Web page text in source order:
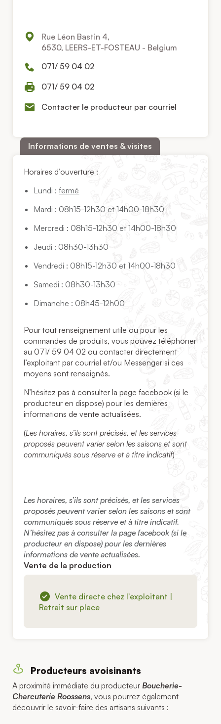
Rue Léon Bastin 4,
6530, LEERS-ET-FOSTEAU - Belgium
071/ 59 04 02
071/ 59 04 02
Contacter le producteur par courriel
Informations de ventes & visites
Horaires d’ouverture :
Lundi :fermé
Mardi : 08h15-12h30 et 14h00-18h30
Mercredi : 08h15-12h30 et 14h00-18h30
Jeudi : 08h30-13h30
Vendredi : 08h15-12h30 et 14h00-18h30
Samedi : 08h30-13h30
Dimanche : 08h45-12h00
Pour tout renseignement utile ou pour les
commandes de produits, vous pouvez téléphoner
au 071/ 59 04 02 ou contacter directement
l’exploitant par courriel et/ou Messenger si ces
moyens sont renseignés.
N’hésitez pas à consulter la page facebook (si le
producteur en dispose) pour les dernières
informations de vente actualisées.
(Les horaires, s’ils sont précisés, et les services
proposés peuvent varier selon les saisons et sont
communiqués sous réserve et à titre indicatif)
Les horaires, s’ils sont précisés, et les services
proposés peuvent varier selon les saisons et sont
communiqués sous réserve et à titre indicatif.
N’hésitez pas à consulter la page facebook (si le
producteur en dispose) pour les dernières
informations de vente actualisées.
Vente de la production
Vente directe chez l'exploitant |
Retrait sur place
Producteurs avoisinants
A proximité immédiate du producteur Boucherie-
Charcuterie Roossens, vous pourrez également
découvrir le savoir-faire des artisans suivants :